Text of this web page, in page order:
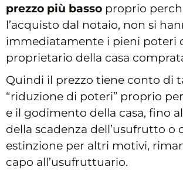
prezzo più basso proprio
l’acquisto dal notaio, non si
immediatamente i pieni poteri
proprietario della casa
Quindi il prezzo tiene conto di
“riduzione di poteri” proprio
e il godimento della casa, fino
della scadenza dell’usufrutto o
estinzione per altri motivi,
capo all’usufruttuario.